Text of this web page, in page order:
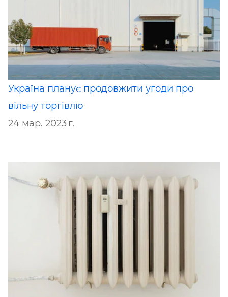
Україна планує продовжити угоди про
вільну торгівлю
24 мар. 2023 г.